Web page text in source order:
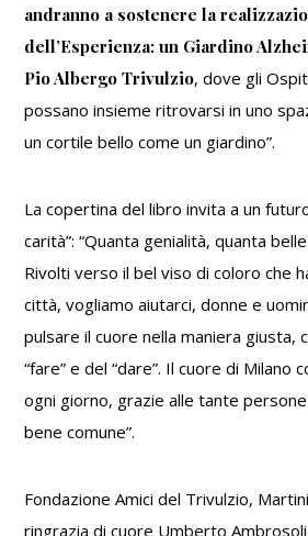
andranno a sostenere la
dell’Esperienza: un Giardino
Pio Albergo Trivulzio, dove gli
possano insieme ritrovarsi in uno
un cortile bello come un giardino”.
La copertina del libro invita a un
carità”: “Quanta genialità, quanta
Rivolti verso il bel viso di coloro che
città, vogliamo aiutarci, donne e
pulsare il cuore nella maniera giusta,
“fare” e del “dare”. Il cuore di Milano
ogni giorno, grazie alle tante
bene comune”.
Fondazione Amici del Trivulzio,
ringrazia di cuore Umberto